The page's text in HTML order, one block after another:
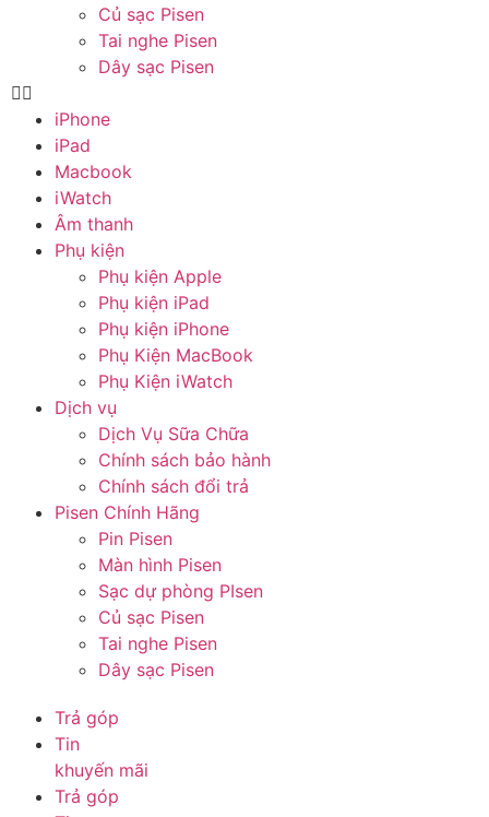
Củ sạc Pisen
Tai nghe Pisen
Dây sạc Pisen
iPhone
iPad
Macbook
iWatch
Âm thanh
Phụ kiện
Phụ kiện Apple
Phụ kiện iPad
Phụ kiện iPhone
Phụ Kiện MacBook
Phụ Kiện iWatch
Dịch vụ
Dịch Vụ Sữa Chữa
Chính sách bảo hành
Chính sách đổi trả
Pisen Chính Hãng
Pin Pisen
Màn hình Pisen
Sạc dự phòng PIsen
Củ sạc Pisen
Tai nghe Pisen
Dây sạc Pisen
Trả góp
Tin
khuyến mãi
Trả góp